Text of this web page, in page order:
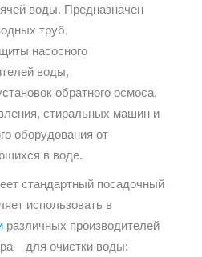
воды. Предназначен
труб,
насосного
воды,
обратного осмоса,
стиральных машин и
оборудования от
в воде.
стандартный посадочный
использовать в
различных производителей
– для очистки воды: